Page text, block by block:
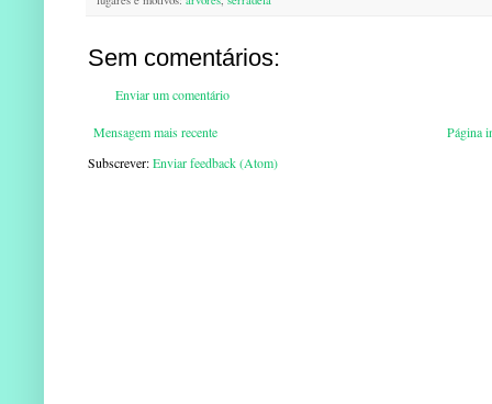
Sem comentários:
Enviar um comentário
Mensagem mais recente
Página
Subscrever:Enviar feedback (Atom)